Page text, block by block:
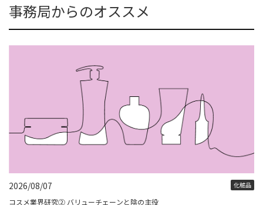
事務局からのオススメ
2026/08/07 化粧品
コスメ業界研究② バリューチェーンと陰の主役